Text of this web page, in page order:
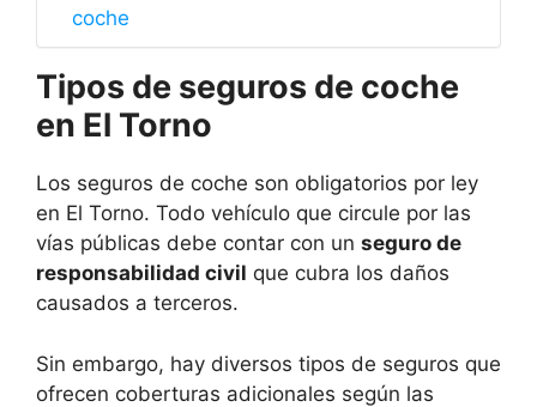
coche
Tipos de seguros de coche
en El Torno
Los seguros de coche son obligatorios por ley
en El Torno. Todo vehículo que circule por las
vías públicas debe contar con un seguro de
responsabilidad civil que cubra los daños
causados a terceros.
Sin embargo, hay diversos tipos de seguros que
ofrecen coberturas adicionales según las